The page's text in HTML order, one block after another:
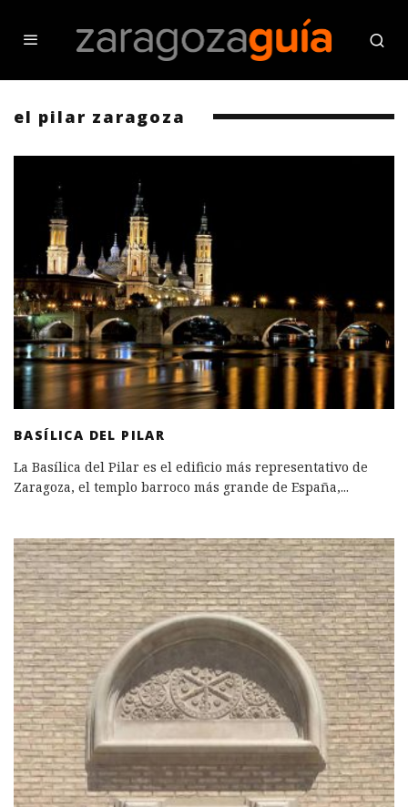
el pilar zaragoza
BASÍLICA DEL PILAR
La Basílica del Pilar es el edificio más representativo de
Zaragoza, el templo barroco más grande de España,...